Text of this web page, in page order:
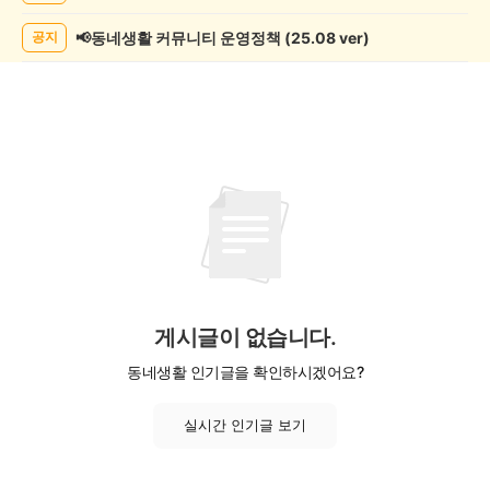
록
공지 📢동네생활 커뮤니티 운영정책 (25.08 ver)
게시글이 없습니다.
동네생활 인기글을 확인하시겠어요?
실시간 인기글 보기